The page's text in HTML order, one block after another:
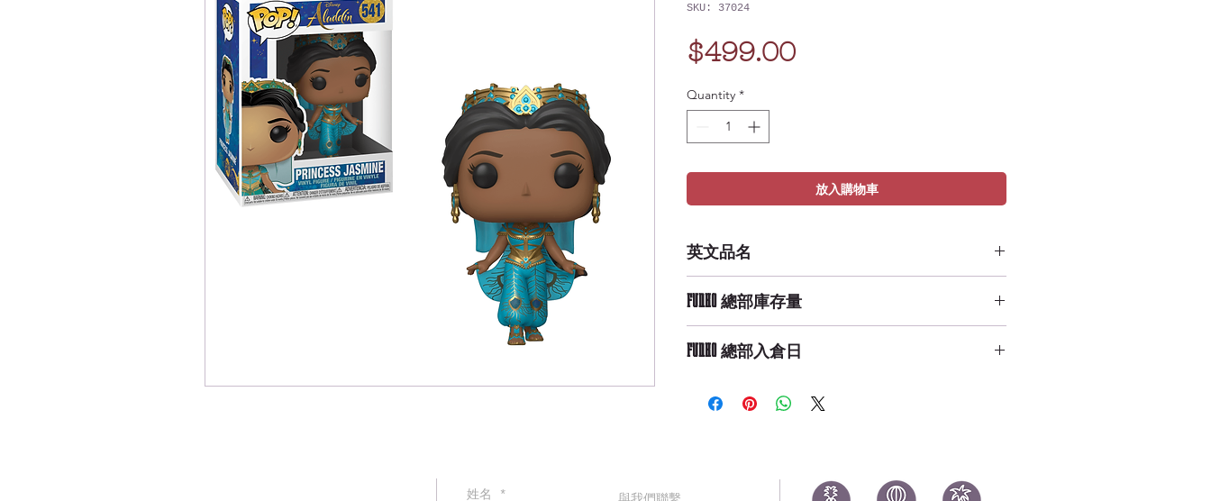
SKU: 37024
$499.00Price
Quantity *
放入購物車
英文品名
FUNKO 總部庫存量
FUNKO 總部入倉日